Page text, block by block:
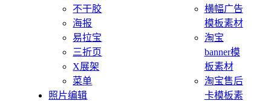
不干胶
海报
易拉宝
三折页
X展架
菜单
照片编辑
横幅广告
模板素材
淘宝
banner模
板素材
淘宝售后
卡模板素